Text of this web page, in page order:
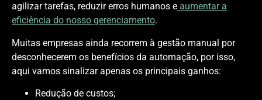
agilizar tarefas, reduzir erros humanos e aumentar a
eficiência do nosso gerenciamento.
Muitas empresas ainda recorrem à gestão manual por
desconhecerem os benefícios da automação, por isso,
aqui vamos sinalizar apenas os principais ganhos:
Redução de custos;